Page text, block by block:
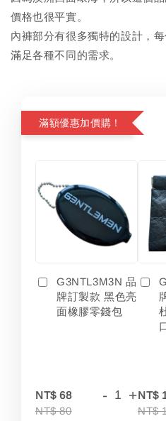
價格也很平實。
內褲部分有很多獨特的設計，
滿足各種不同的需求。
滿額優惠加價購！
G3NTL3M3N 品
牌訂製款 黑色亮
面橡膠零錢包
NT$ 68
NT$ 80
- +NT$
NT$